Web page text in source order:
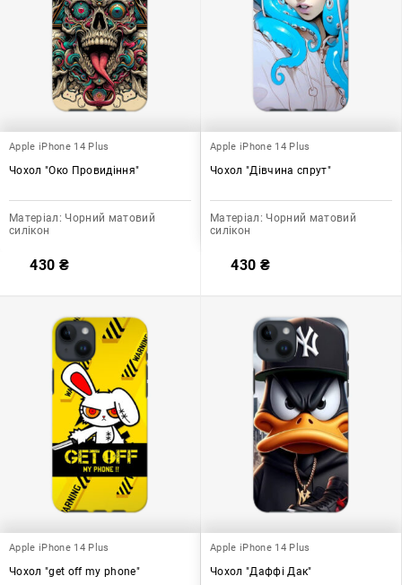
Apple iPhone 14 Plus
Чохол "Око Провидіння"
Матеріал: Чорний матовий
силікон
430 ₴
Apple iPhone 14 Plus
Чохол "Дівчина спрут"
Матеріал: Чорний матовий
силікон
430 ₴
Apple iPhone 14 Plus
Чохол "get off my phone"
Apple iPhone 14 Plus
Чохол "Даффі Дак"